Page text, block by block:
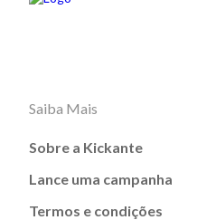
Saiba Mais
Sobre a Kickante
Lance uma campanha
Termos e condições